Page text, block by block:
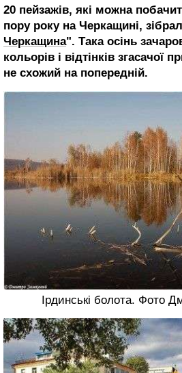
20 пейзажів, які можна
пору року на Черкащині,
Черкащина". Така осінь
кольорів і відтінків згасачої
не схожий на попередній.
Ірдинські болота. Фото